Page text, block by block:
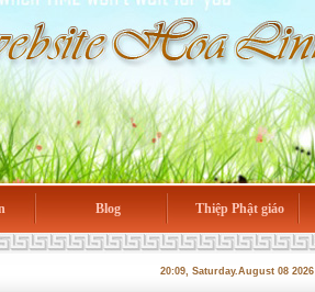
Blog Thiệp Phật giáo
20:09, Saturday.August 08 2026